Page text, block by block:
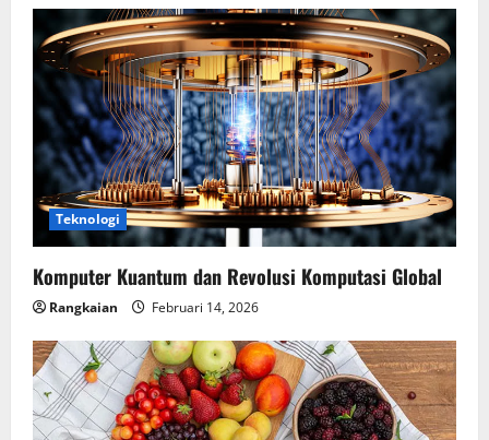
Teknologi
Komputer Kuantum dan Revolusi Komputasi Global
Rangkaian Februari 14, 2026